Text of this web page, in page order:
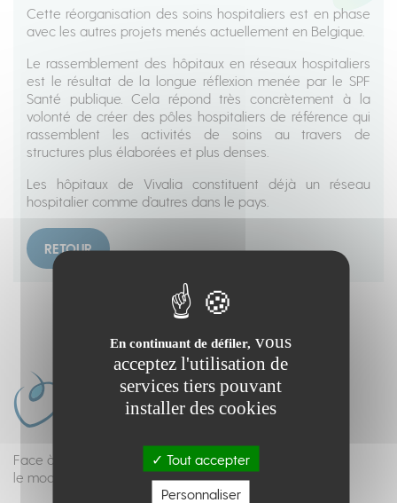
Cette réorganisation des soins hospitaliers est en phase
avec les autres projets menés actuellement en Belgique.
Le rassemblement des hôpitaux en réseaux hospitaliers
est le résultat de la longue réflexion menée par le SPF
Santé publique. Cela répond très concrètement à la
volonté de créer des pôles hospitaliers de référence qui
rassemblent les activités de soins au travers de
structures plus élaborées et plus denses.
Les hôpitaux de Vivalia constituent déjà un réseau
hospitalier comme d’autres dans le pays.
RETOUR
Face à l’évolution des soins et de la médecine,
le modèle hospitalier doit se réinventer...
En continuant de défiler, vous
acceptez l'utilisation de
services tiers pouvant
installer des cookies
Tout accepter
Personnaliser